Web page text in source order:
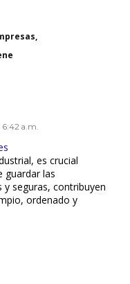
a.m.
es crucial
guardar las
y seguras, contribuyen
ordenado y